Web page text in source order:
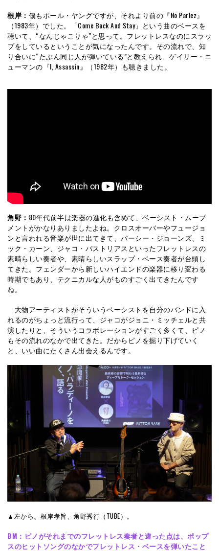
根岸： 僕もポール・ヤングですが、それより前の『No Parlez』
（1983年）でした。「Come Back And Stay」という曲のベースを
聴いて、“なんじゃこりゃ”と思って。フレットレスなのにスラッ
プをしているということが気になったんです。その流れで、知
り合いに“たぶん同じ人が弾いている”と教えられ、ゲイリー・ニ
ューマンの『I, Assassin』（1982年）も聴きました。
角野： 80年代前半は楽器の進化も含めて、ベーシスト・ムーブ
メントがかなりありましたよね。クロスオーバーやフュージョ
ンと言われる音楽が世に出てきて、パーシー・ジョーンズ、ミ
ック・カーン、ジャコ・パストリアスといったフレットレスの
素晴らしい奏者や、素晴らしいスラップ・ベース奏者が台頭し
てきた。フェンダーから新しいハイエンドの楽器に移り変わる
時期でもあり、テクニカルな人がものすごく出てきたんです
ね。
大物アーティストがそういうベーシストを自分のバンドに入
れるのがちょっと流行って、ジャコがジョニ・ミッチェルと共
演したりと、そういうコラボレーションがすごく多くて、ピノ
もその流れのなかで出てきた。だからピノを掘り下げていく
と、いい曲にたくさん出会えるんです。
▲左から、根岸孝旨、角野秀行（TUBE）。
BM： ピノがそれまでのフレットレス奏者と違った点は、ポップ
スのヒットソングのなかでフレットレス・ベースを弾いたこと